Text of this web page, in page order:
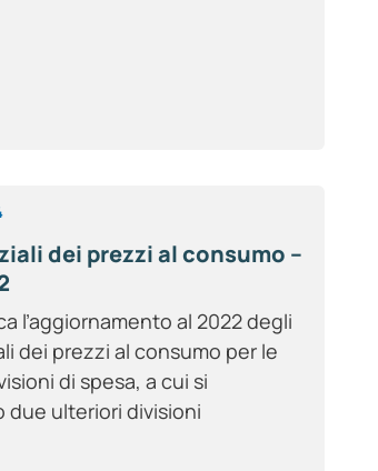
dei prezzi al consumo –
l’aggiornamento al 2022 degli
dei prezzi al consumo per le
di spesa, a cui si
due ulteriori divisioni